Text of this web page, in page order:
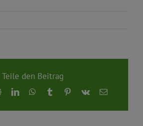
Teile den Beitrag
RedditLinkedInWhatsApp
TumblrPinterest
Vk
E-